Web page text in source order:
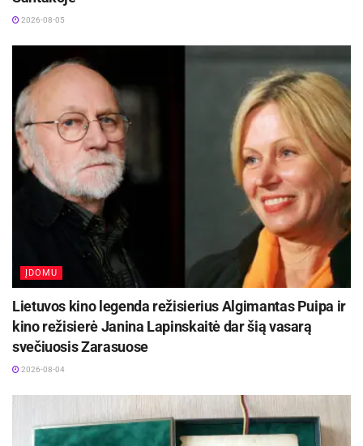
2026-08-05
ĮDOMU
Lietuvos kino legenda režisierius Algimantas Puipa ir
kino režisierė Janina Lapinskaitė dar šią vasarą
svečiuosis Zarasuose
2026-08-04